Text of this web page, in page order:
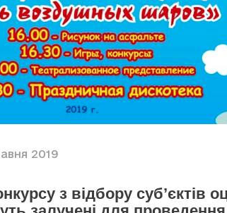
2019
з відбору суб’єктів